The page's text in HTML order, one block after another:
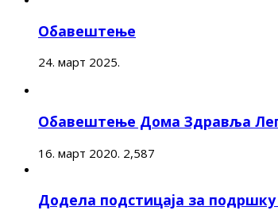
Обавештење
24. март 2025.
Обавештење Дома Здравља
16. март 2020. 2,587
Додела подстицаја за